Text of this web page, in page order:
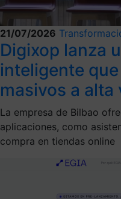
21/07/2026
Digixop lanza
inteligente
masivos a alta
La empresa de Bilbao
aplicaciones, como
compra en tiendas online